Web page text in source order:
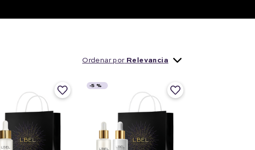
Ordenar por Relevancia
-5 %